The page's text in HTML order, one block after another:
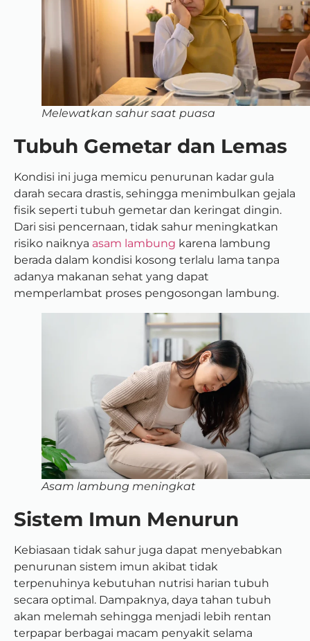
Melewatkan sahur saat puasa
Tubuh Gemetar dan Lemas
Kondisi ini juga memicu penurunan kadar gula
darah secara drastis, sehingga menimbulkan gejala
fisik seperti tubuh gemetar dan keringat dingin.
Dari sisi pencernaan, tidak sahur meningkatkan
risiko naiknya asam lambung karena lambung
berada dalam kondisi kosong terlalu lama tanpa
adanya makanan sehat yang dapat
memperlambat proses pengosongan lambung.
Asam lambung meningkat
Sistem Imun Menurun
Kebiasaan tidak sahur juga dapat menyebabkan
penurunan sistem imun akibat tidak
terpenuhinya kebutuhan nutrisi harian tubuh
secara optimal. Dampaknya, daya tahan tubuh
akan melemah sehingga menjadi lebih rentan
terpapar berbagai macam penyakit selama